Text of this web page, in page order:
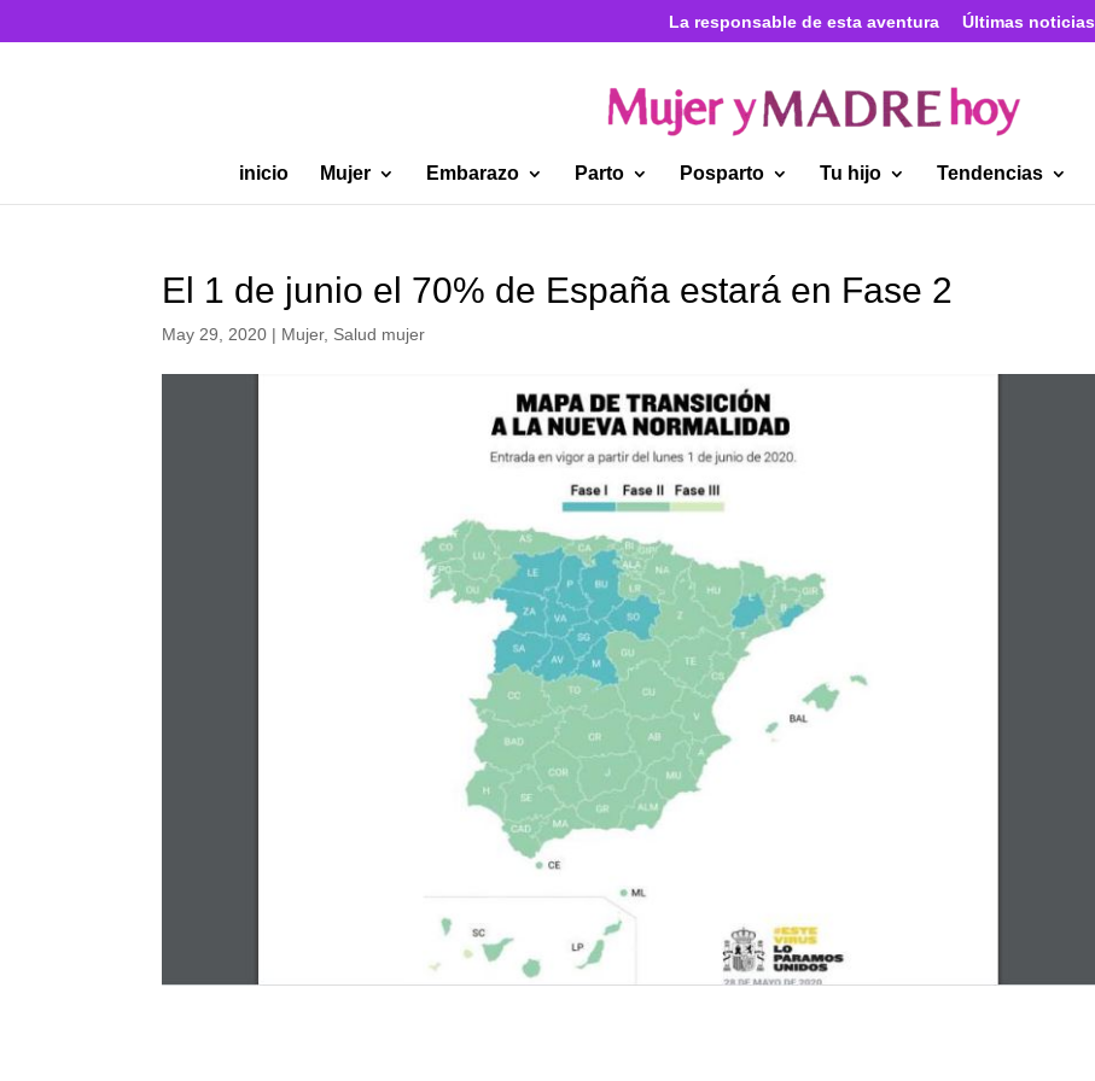
La responsable de esta aventura Últimas noticias
inicio Mujer Embarazo Parto Posparto Tu hijo Tendencias
El 1 de junio el 70% de España estará en Fase 2
May 29, 2020 | Mujer, Salud mujer